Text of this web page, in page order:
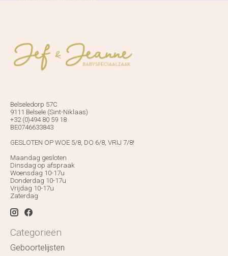
Belseledorp 57C
9111 Belsele (Sint-Niklaas)
+32 (0)494 80 59 18
BE0746633843
GESLOTEN OP WOE 5/8, DO 6/8, VRIJ 7/8!
Maandag gesloten
Dinsdag op afspraak
Woensdag 10-17u
Donderdag 10-17u
Vrijdag 10-17u
Zaterdag
Categorieën
Geboortelijsten